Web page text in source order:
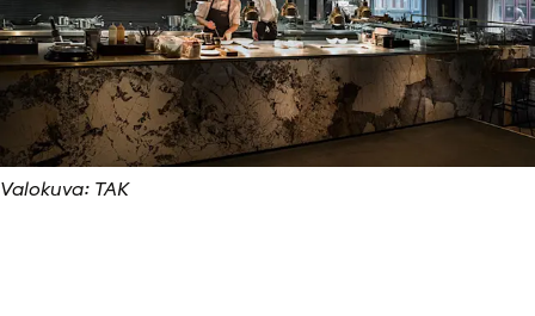
Valokuva: TAK